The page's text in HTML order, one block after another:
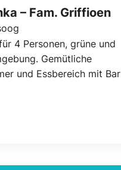
– Fam. Griffioen
4 Personen, grüne und
Gemütliche
und Essbereich mit Bar